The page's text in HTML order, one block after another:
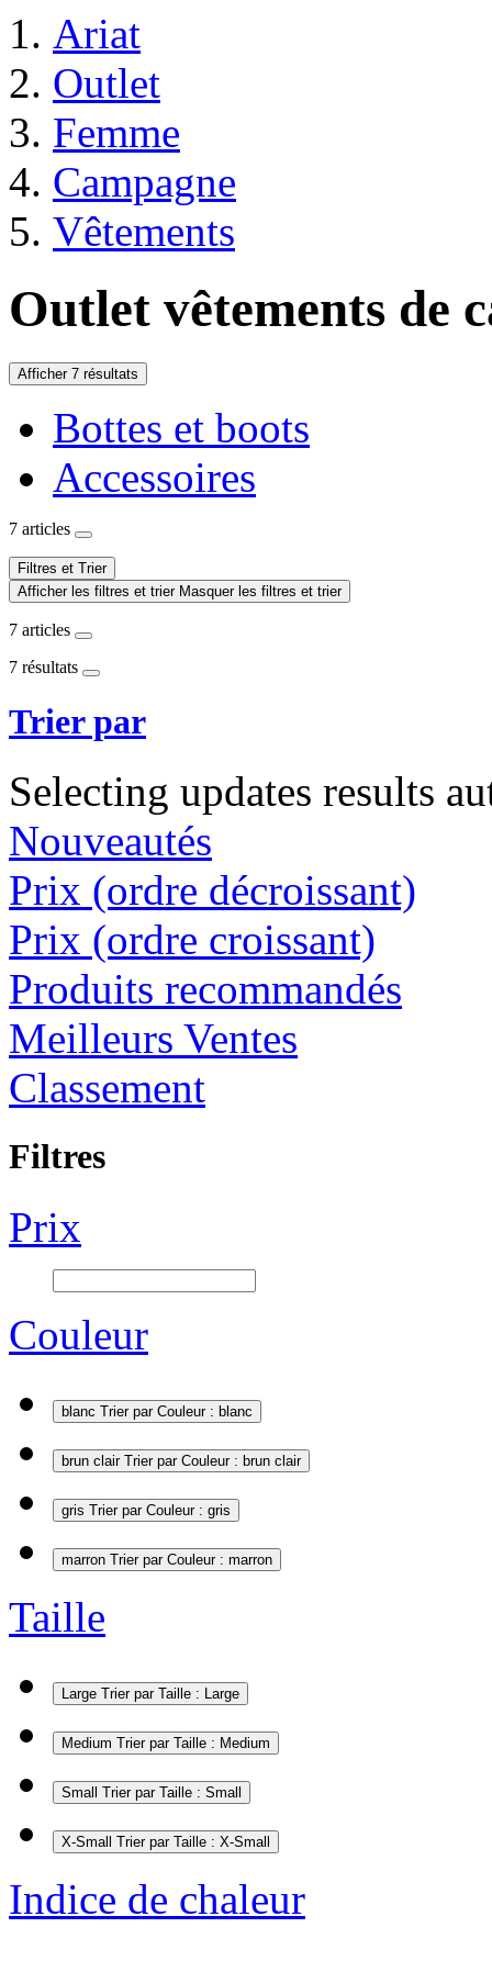
Ariat
Outlet
Femme
Campagne
Vêtements
Outlet vêtements de
Afficher 7 résultats
Bottes et boots
Accessoires
7 articles
Filtres et Trier
Afficher les filtres et trier Masquer les filtres et trier
7 articles
7 résultats
Trier par
Selecting updates results
Nouveautés
Prix (ordre décroissant)
Prix (ordre croissant)
Produits recommandés
Meilleurs Ventes
Classement
Filtres
Prix
Couleur
blanc Trier par Couleur : blanc
brun clair Trier par Couleur : brun clair
gris Trier par Couleur : gris
marron Trier par Couleur : marron
Taille
Large Trier par Taille : Large
Medium Trier par Taille : Medium
Small Trier par Taille : Small
X-Small Trier par Taille : X-Small
Indice de chaleur